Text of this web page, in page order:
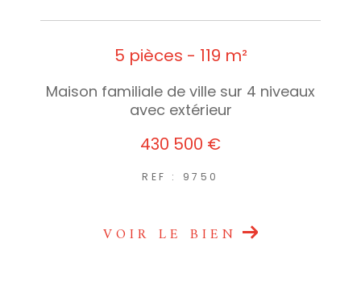
5 pièces - 119 m²
Maison familiale de ville sur 4 niveaux
avec extérieur
430 500 €
REF : 9750
VOIR LE BIEN